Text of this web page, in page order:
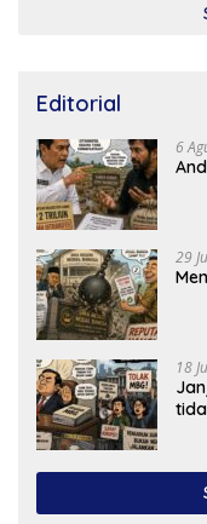
Editorial
6
29
18